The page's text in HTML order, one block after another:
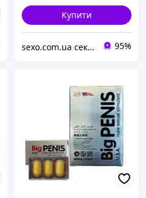
Купити
sexo.com.ua секс-шоп інтернет-магазин 95%